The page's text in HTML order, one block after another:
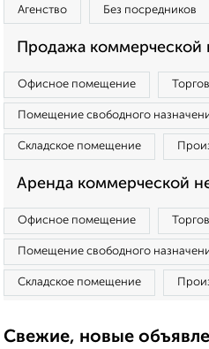
Агенство Без посредников
Продажа коммерческой
Офисное помещение
Помещение свободного
Складское помещение
Аренда коммерческой
Офисное помещение
Помещение свободного
Складское помещение
Свежие, новые